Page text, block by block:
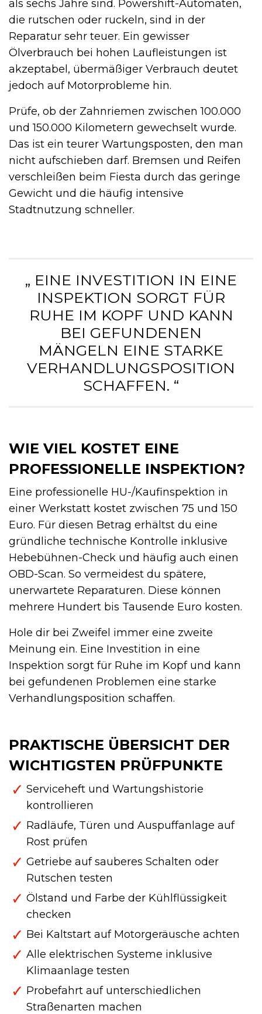
als sechs Jahre sind. Powershift-Automaten,
die rutschen oder ruckeln, sind in der
Reparatur sehr teuer. Ein gewisser
Ölverbrauch bei hohen Laufleistungen ist
akzeptabel, übermäßiger Verbrauch deutet
jedoch auf Motorprobleme hin.
Prüfe, ob der Zahnriemen zwischen 100.000
und 150.000 Kilometern gewechselt wurde.
Das ist ein teurer Wartungsposten, den man
nicht aufschieben darf. Bremsen und Reifen
verschleißen beim Fiesta durch das geringe
Gewicht und die häufig intensive
Stadtnutzung schneller.
„ EINE INVESTITION IN EINE
INSPEKTION SORGT FÜR
RUHE IM KOPF UND KANN
BEI GEFUNDENEN
MÄNGELN EINE STARKE
VERHANDLUNGSPOSITION
SCHAFFEN. “
WIE VIEL KOSTET EINE
PROFESSIONELLE INSPEKTION?
Eine professionelle HU-/Kaufinspektion in
einer Werkstatt kostet zwischen 75 und 150
Euro. Für diesen Betrag erhältst du eine
gründliche technische Kontrolle inklusive
Hebebühnen-Check und häufig auch einen
OBD-Scan. So vermeidest du spätere,
unerwartete Reparaturen. Diese können
mehrere Hundert bis Tausende Euro kosten.
Hole dir bei Zweifel immer eine zweite
Meinung ein. Eine Investition in eine
Inspektion sorgt für Ruhe im Kopf und kann
bei gefundenen Problemen eine starke
Verhandlungsposition schaffen.
PRAKTISCHE ÜBERSICHT DER
WICHTIGSTEN PRÜFPUNKTE
Serviceheft und Wartungshistorie
kontrollieren
Radläufe, Türen und Auspuffanlage auf
Rost prüfen
Getriebe auf sauberes Schalten oder
Rutschen testen
Ölstand und Farbe der Kühlflüssigkeit
checken
Bei Kaltstart auf Motorgeräusche achten
Alle elektrischen Systeme inklusive
Klimaanlage testen
Probefahrt auf unterschiedlichen
Straßenarten machen